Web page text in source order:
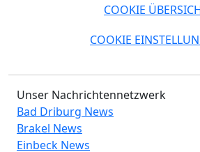
COOKIE
COOKIE
Unser Nachrichtennetzwerk
Bad Driburg News
Brakel News
Einbeck News